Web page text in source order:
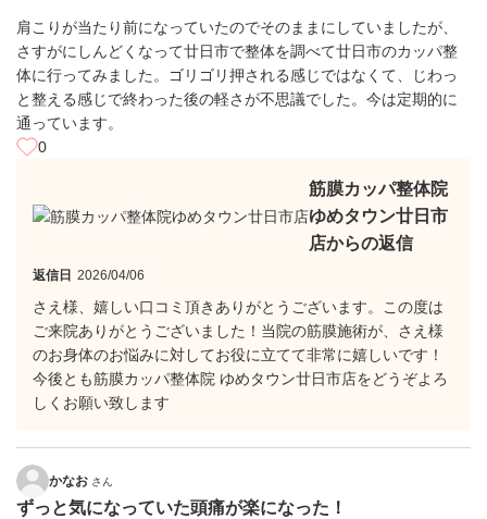
肩こりが当たり前になっていたのでそのままにしていましたが、
さすがにしんどくなって廿日市で整体を調べて廿日市のカッパ整
体に行ってみました。ゴリゴリ押される感じではなくて、じわっ
と整える感じで終わった後の軽さが不思議でした。今は定期的に
通っています。
0
筋膜カッパ整体院
ゆめタウン廿日市
店からの返信
返信日 2026/04/06
さえ様、嬉しい口コミ頂きありがとうございます。この度は
ご来院ありがとうございました！当院の筋膜施術が、さえ様
のお身体のお悩みに対してお役に立てて非常に嬉しいです！
今後とも筋膜カッパ整体院 ゆめタウン廿日市店をどうぞよろ
しくお願い致します
かなお さん
ずっと気になっていた頭痛が楽になった！